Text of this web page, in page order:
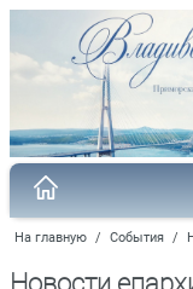
На главную / События /